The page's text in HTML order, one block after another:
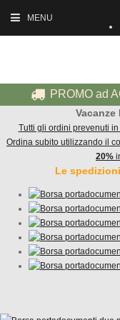
MENU
PROMO ad
Vacanze
Tutti gli ordini prevenuti
Ordina subito utilizzando il
20%
Le